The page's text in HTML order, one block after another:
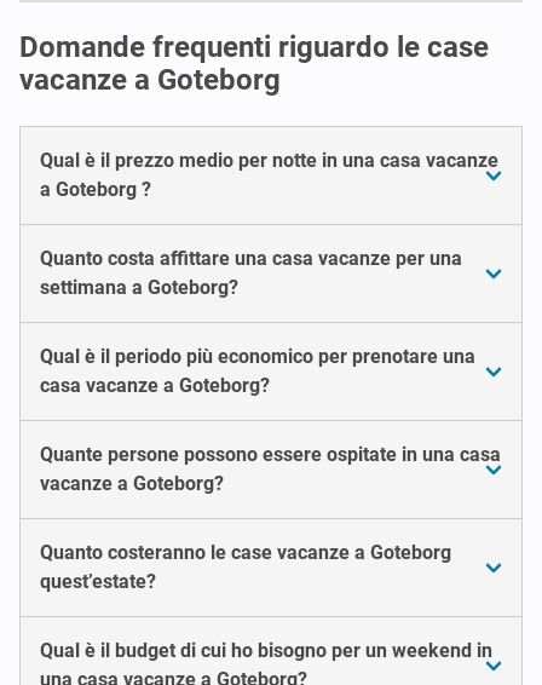
Domande frequenti riguardo le case
vacanze a Goteborg
Qual è il prezzo medio per notte in una casa vacanze
a Goteborg ?
Quanto costa affittare una casa vacanze per una
settimana a Goteborg?
Qual è il periodo più economico per prenotare una
casa vacanze a Goteborg?
Quante persone possono essere ospitate in una casa
vacanze a Goteborg?
Quanto costeranno le case vacanze a Goteborg
quest’estate?
Qual è il budget di cui ho bisogno per un weekend in
una casa vacanze a Goteborg?